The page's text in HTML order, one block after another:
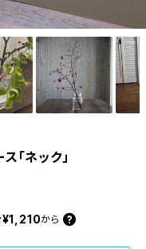
「ネック」
¥1,210から